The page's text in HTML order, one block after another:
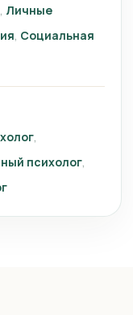
Личные
Социальная
психолог